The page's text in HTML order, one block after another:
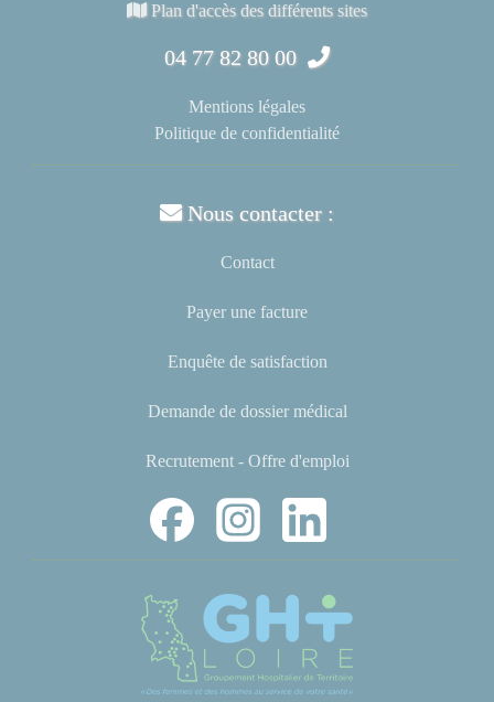
Plan d'accès des différents sites
04 77 82 80 00
Mentions légales
Politique de confidentialité
Nous contacter :
Contact
Payer une facture
Enquête de satisfaction
Demande de dossier médical
Recrutement - Offre d'emploi